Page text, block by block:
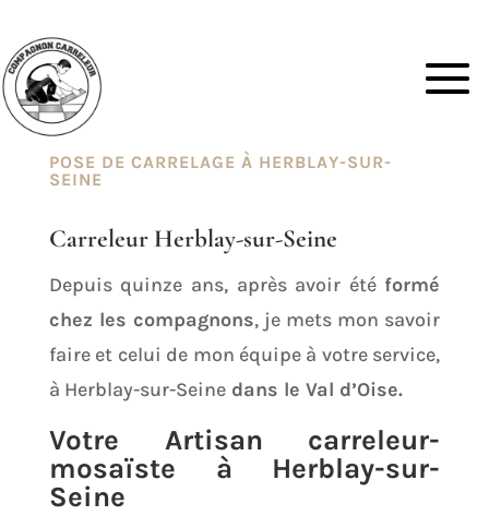
POSE DE CARRELAGE À HERBLAY-SUR-
SEINE
Carreleur Herblay-sur-Seine
Depuis quinze ans, après avoir été formé
chez les compagnons, je mets mon savoir
faire et celui de mon équipe à votre service,
à Herblay-sur-Seinedans le Val d’Oise.
Votre Artisan carreleur-
mosaïste à Herblay-sur-
Seine